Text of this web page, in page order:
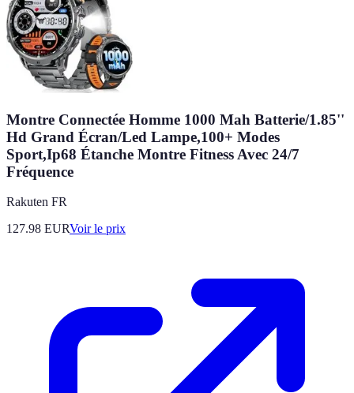
Montre Connectée Homme 1000 Mah Batterie/1.85''
Hd Grand Écran/Led Lampe,100+ Modes
Sport,Ip68 Étanche Montre Fitness Avec 24/7
Fréquence
Rakuten FR
127.98 EURVoir le prix